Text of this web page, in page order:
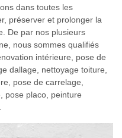
dans toutes les
préserver et prolonger la
De par nos plusieurs
nous sommes qualifiés
intérieure, pose de
dallage, nettoyage toiture,
pose de carrelage,
pose placo, peinture